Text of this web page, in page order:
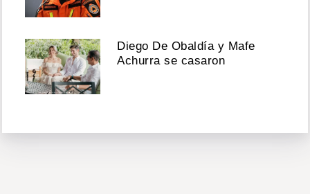
Diego De Obaldía y Mafe
Achurra se casaron